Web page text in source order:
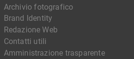
Archivio fotografico
Brand Identity
Redazione Web
Contatti utili
Amministrazione trasparente